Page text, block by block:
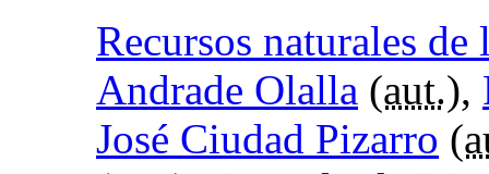
Recursos naturales de
Andrade Olalla (aut.),
José Ciudad Pizarro (